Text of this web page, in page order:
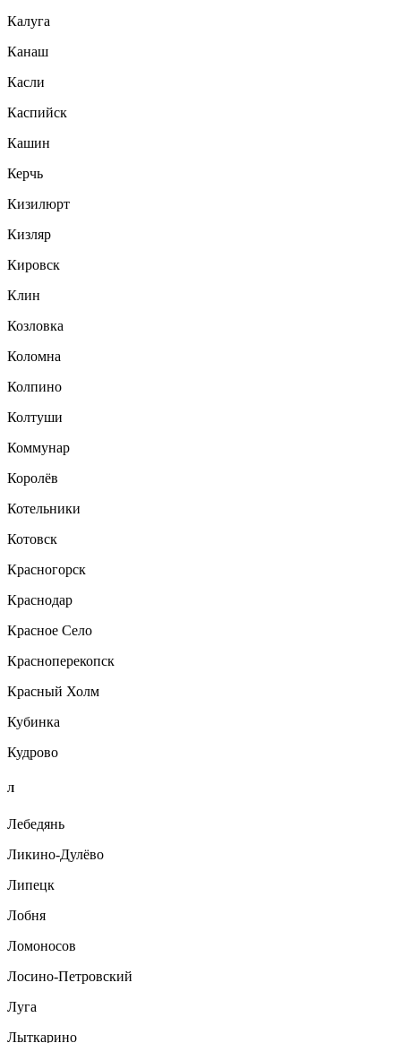
Калуга
Канаш
Касли
Каспийск
Кашин
Керчь
Кизилюрт
Кизляр
Кировск
Клин
Козловка
Коломна
Колпино
Колтуши
Коммунар
Королёв
Котельники
Котовск
Красногорск
Краснодар
Красное Село
Красноперекопск
Красный Холм
Кубинка
Кудрово
Л
Лебедянь
Ликино-Дулёво
Липецк
Лобня
Ломоносов
Лосино-Петровский
Луга
Лыткарино